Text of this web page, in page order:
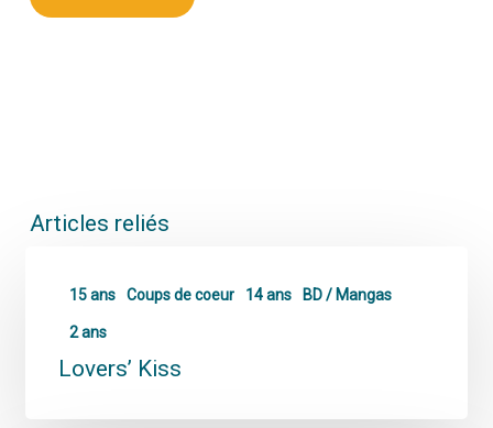
Articles reliés
15 ans Coups de coeur 14 ans BD / Mangas
2 ans
Lovers’ Kiss